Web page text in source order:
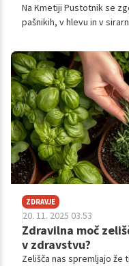
Na Kmetiji Pustotnik se
pašnikih, v hlevu in v
generacija, a z jasno
sodobnem času. Z njimi
prelomnih trenutkih v
tem, kako danes gledajo
ZDRAVJE
20. 11. 2025 03.53
Zdravilna moč
v zdravstvu?
Zelišča nas spremljajo že